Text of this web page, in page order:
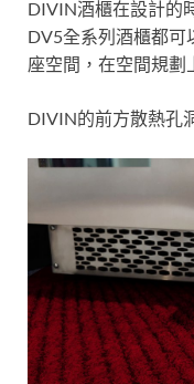
DIVIN酒櫃在設計的
DV5全系列酒櫃都可
座空間，在空間規劃
DIVIN的前方散熱孔